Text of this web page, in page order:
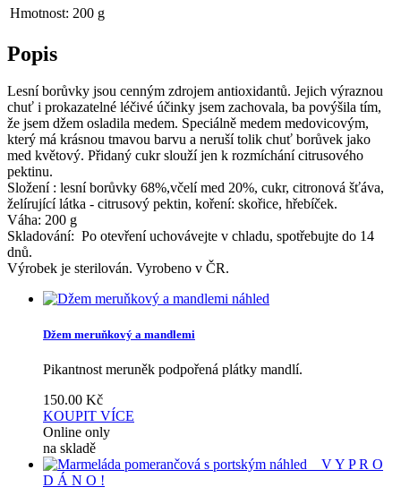
Hmotnost: 200 g
Popis
Lesní borůvky jsou cenným zdrojem antioxidantů. Jejich výraznou
chuť i prokazatelné léčivé účinky jsem zachovala, ba povýšila tím,
že jsem džem osladila medem. Speciálně medem medovicovým,
který má krásnou tmavou barvu a neruší tolik chuť borůvek jako
med květový. Přidaný cukr slouží jen k rozmíchání citrusového
pektinu.
Složení : lesní borůvky 68%,včelí med 20%, cukr, citronová šťáva,
želírující látka - citrusový pektin, koření: skořice, hřebíček.
Váha: 200 g
Skladování: Po otevření uchovávejte v chladu, spotřebujte do 14
dnů.
Výrobek je sterilován. Vyrobeno v ČR.
náhled
Džem meruňkový a mandlemi
Pikantnost meruněk podpořená plátky mandlí.
150.00 Kč
KOUPIT VÍCE
Online only
na skladě
náhled
V Y P R O
D Á N O !